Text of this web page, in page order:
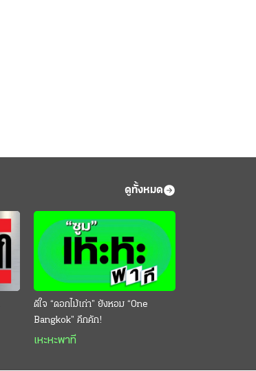
ดูทั้งหมด
ดีใจ “ดอกไม้เก่า” ยังหอม “One
Bangkok” คึกคัก!
เหะหะพาที